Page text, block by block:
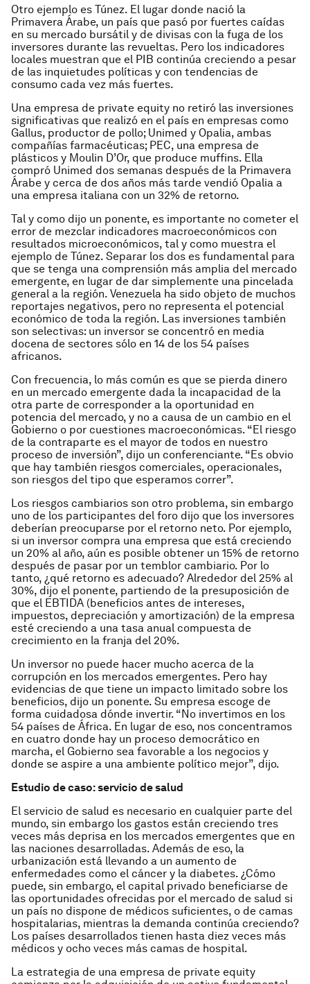
Otro ejemplo es Túnez. El lugar donde nació la
Primavera Árabe, un país que pasó por fuertes caídas
en su mercado bursátil y de divisas con la fuga de los
inversores durante las revueltas. Pero los indicadores
locales muestran que el PIB continúa creciendo a pesar
de las inquietudes políticas y con tendencias de
consumo cada vez más fuertes.
Una empresa de private equity no retiró las inversiones
significativas que realizó en el país en empresas como
Gallus, productor de pollo; Unimed y Opalia, ambas
compañías farmacéuticas; PEC, una empresa de
plásticos y Moulin D’Or, que produce muffins. Ella
compró Unimed dos semanas después de la Primavera
Árabe y cerca de dos años más tarde vendió Opalia a
una empresa italiana con un 32% de retorno.
Tal y como dijo un ponente, es importante no cometer el
error de mezclar indicadores macroeconómicos con
resultados microeconómicos, tal y como muestra el
ejemplo de Túnez. Separar los dos es fundamental para
que se tenga una comprensión más amplia del mercado
emergente, en lugar de dar simplemente una pincelada
general a la región. Venezuela ha sido objeto de muchos
reportajes negativos, pero no representa el potencial
económico de toda la región. Las inversiones también
son selectivas: un inversor se concentró en media
docena de sectores sólo en 14 de los 54 países
africanos.
Con frecuencia, lo más común es que se pierda dinero
en un mercado emergente dada la incapacidad de la
otra parte de corresponder a la oportunidad en
potencia del mercado, y no a causa de un cambio en el
Gobierno o por cuestiones macroeconómicas. “El riesgo
de la contraparte es el mayor de todos en nuestro
proceso de inversión”, dijo un conferenciante. “Es obvio
que hay también riesgos comerciales, operacionales,
son riesgos del tipo que esperamos correr”.
Los riesgos cambiarios son otro problema, sin embargo
uno de los participantes del foro dijo que los inversores
deberían preocuparse por el retorno neto. Por ejemplo,
si un inversor compra una empresa que está creciendo
un 20% al año, aún es posible obtener un 15% de retorno
después de pasar por un temblor cambiario. Por lo
tanto, ¿qué retorno es adecuado? Alrededor del 25% al
30%, dijo el ponente, partiendo de la presuposición de
que el EBTIDA (beneficios antes de intereses,
impuestos, depreciación y amortización) de la empresa
esté creciendo a una tasa anual compuesta de
crecimiento en la franja del 20%.
Un inversor no puede hacer mucho acerca de la
corrupción en los mercados emergentes. Pero hay
evidencias de que tiene un impacto limitado sobre los
beneficios, dijo un ponente. Su empresa escoge de
forma cuidadosa dónde invertir. “No invertimos en los
54 países de África. En lugar de eso, nos concentramos
en cuatro donde hay un proceso democrático en
marcha, el Gobierno sea favorable a los negocios y
donde se aspire a una ambiente político mejor”, dijo.
Estudio de caso: servicio de salud
El servicio de salud es necesario en cualquier parte del
mundo, sin embargo los gastos están creciendo tres
veces más deprisa en los mercados emergentes que en
las naciones desarrolladas. Además de eso, la
urbanización está llevando a un aumento de
enfermedades como el cáncer y la diabetes. ¿Cómo
puede, sin embargo, el capital privado beneficiarse de
las oportunidades ofrecidas por el mercado de salud si
un país no dispone de médicos suficientes, o de camas
hospitalarias, mientras la demanda continúa creciendo?
Los países desarrollados tienen hasta diez veces más
médicos y ocho veces más camas de hospital.
La estrategia de una empresa de private equity